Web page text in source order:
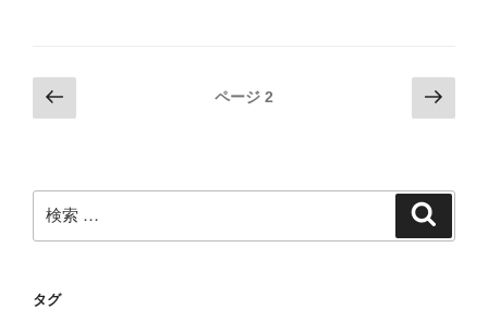
投
稿
ゲ
ー
ョ
の
ジ
ページ 2
次
の
ジ
検
索:
タグ